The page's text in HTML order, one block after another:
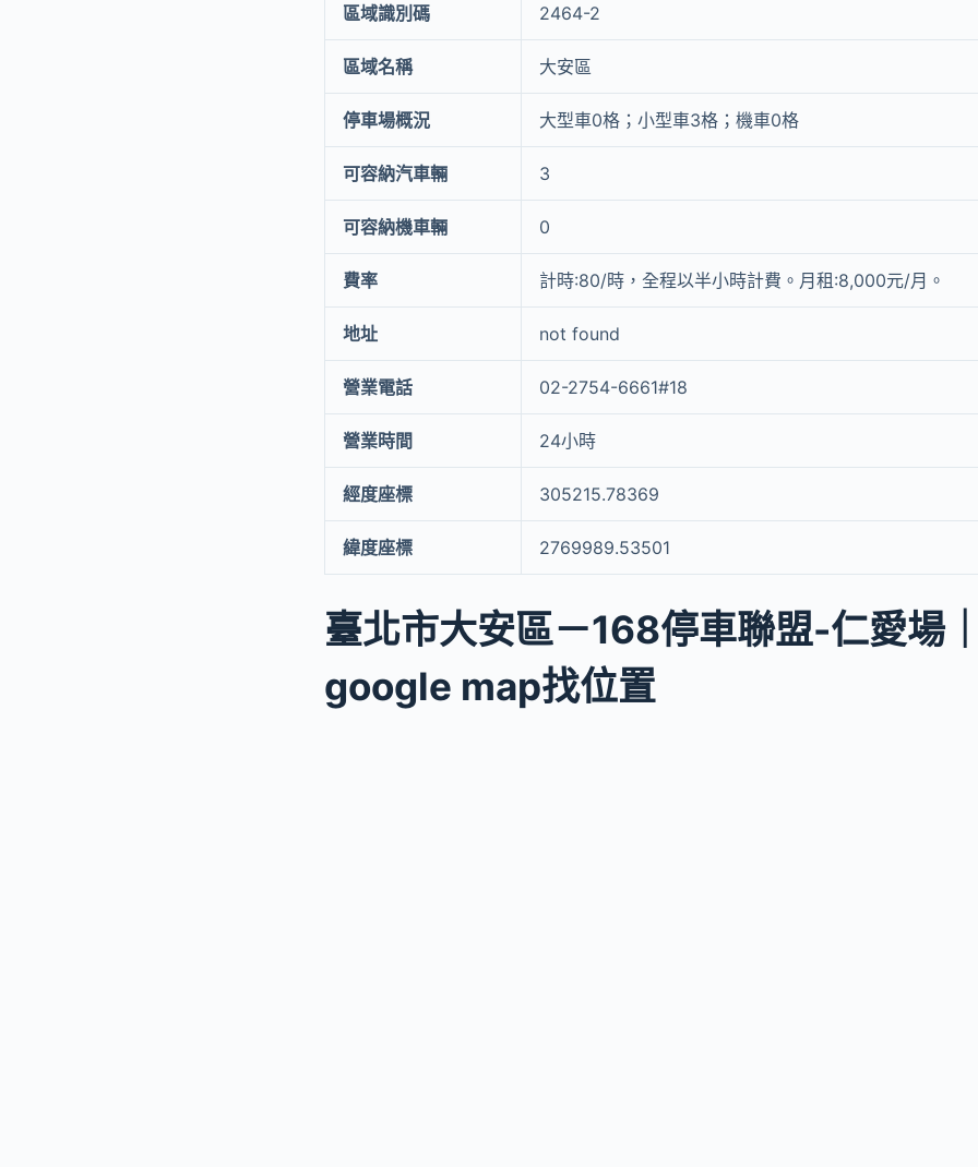
區域識別碼 2464-2
區域名稱 大安區
停車場概況 大型車0格；小型車3格；機車0格
可容納汽車輛 3
可容納機車輛 0
費率 計時:80/時，全程以半小時計費。月租:8,000元/月。
地址 not found
營業電話 02-2754-6661#18
營業時間 24小時
經度座標 305215.78369
緯度座標 2769989.53501
臺北市大安區－168停車聯盟-仁愛場
google map找位置